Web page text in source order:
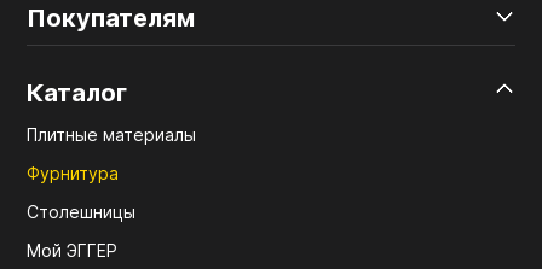
Покупателям
Каталог
Плитные материалы
Фурнитура
Столешницы
Мой ЭГГЕР